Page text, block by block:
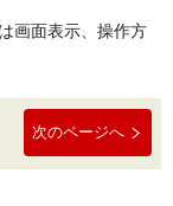
画面表示、操作方
次のページへ